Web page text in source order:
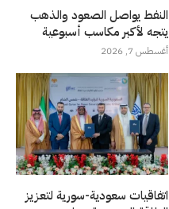
النفط يواصل الصعود والذهب
يتجه لأكبر مكاسب أسبوعية
أغسطس 7, 2026
اتفاقيات سعودية-سورية لتعزيز